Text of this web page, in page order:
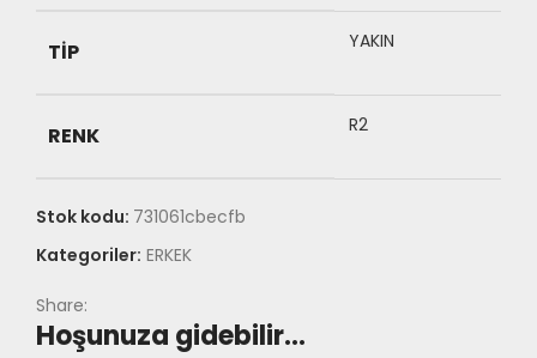
TIP YAKIN
RENK R2
Stok kodu: 731061cbecfb
Kategoriler: ERKEK
Share:
Hoşunuza gidebilir…